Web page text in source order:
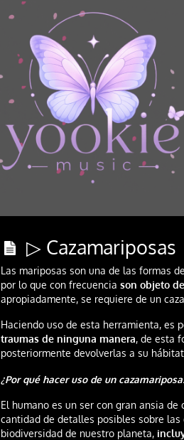
▷ Cazamariposas
Las mariposas son una de las formas
por lo que con frecuenciason objeto
apropiadamente, se requiere de un
Haciendo uso de esta herramienta, es
traumas de ninguna manera, de esta
posteriormente devolverlas a su
¿Por qué hacer uso de un
El humano es un ser con gran ansia
cantidad de detalles posibles sobre
biodiversidad de nuestro planeta,